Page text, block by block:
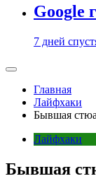
Google
7 дней
Главная
Лайфхаки
Бывшая
Лайфхаки
Бывшая